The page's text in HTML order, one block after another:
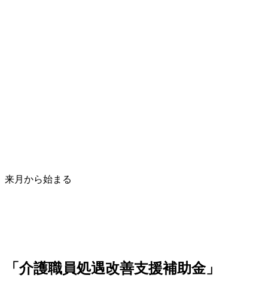
来月から始まる
「介護職員処遇改善支援補助金」